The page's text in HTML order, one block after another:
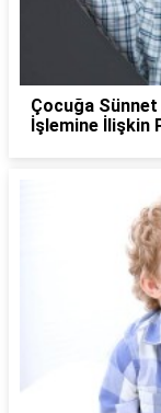
Çocuğa Sünnet
İşlemine İlişkin